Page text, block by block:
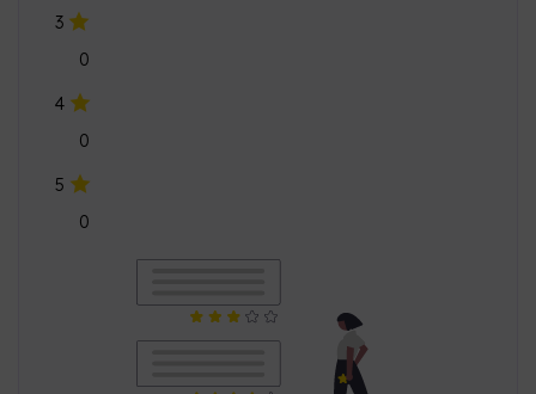
5
0
कोई ग्राहक समीक्षा नहीं मिली
इस उत्पाद के लिए कोई ग्राहक समीक्षा उपलब्ध नहीं